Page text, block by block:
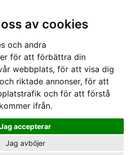
av cookies
och andra
för att förbättra din
webbplats, för att visa dig
riktade annonser, för att
och för att förstå
ifrån.
Jag accepterar
Jag avböjer
MIKE COLLEGE JACKA - LOUD´N FAST SVART/RÖD